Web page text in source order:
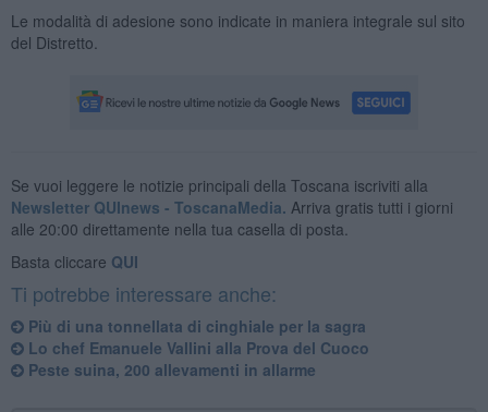
Le modalità di adesione sono indicate in maniera integrale sul sito
del Distretto.
Se vuoi leggere le notizie principali della Toscana iscriviti alla
Newsletter QUInews - ToscanaMedia. Arriva gratis tutti i giorni
alle 20:00 direttamente nella tua casella di posta.
Basta cliccare QUI
Ti potrebbe interessare anche:
Più di una tonnellata di cinghiale per la sagra
Lo chef Emanuele Vallini alla Prova del Cuoco
Peste suina, 200 allevamenti in allarme